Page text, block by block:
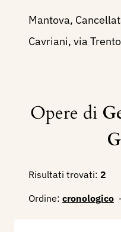
Mantova,
Cavriani, via
Opere di
Risultati trovati: 2
Ordine: cronologico